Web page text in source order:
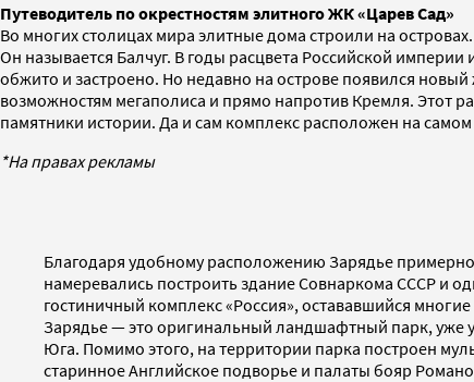
Путеводитель по окрестностям элитного ЖК «Царев Сад»
Во многих столицах мира элитные дома строили на
Он называется Балчуг. В годы расцвета Российской
обжито и застроено. Но недавно на острове появился
возможностям мегаполиса и прямо напротив Кремля. Этот
памятники истории. Да и сам комплекс расположен на самом
*На правах рекламы
Благодаря удобному расположению Зарядье
намеревались построить здание Совнаркома СССР и
гостиничный комплекс «Россия», остававшийся
Зарядье — это оригинальный ландшафтный парк, уже
Юга. Помимо этого, на территории парка построен
старинное Английское подворье и палаты бояр